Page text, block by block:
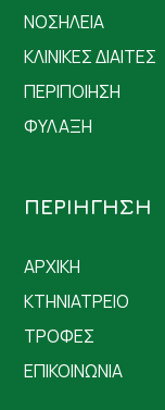
ΝΟΣΗΛΕΙΑ
ΚΛΙΝΙΚΕΣ ΔΙΑΙΤΕΣ
ΠΕΡΙΠΟΙΗΣΗ
ΦΥΛΑΞΗ
ΠΕΡΙΗΓΗΣΗ
ΑΡΧΙΚΗ
ΚΤΗΝΙΑΤΡΕΙΟ
ΤΡΟΦΕΣ
ΕΠΙΚΟΙΝΩΝΙΑ